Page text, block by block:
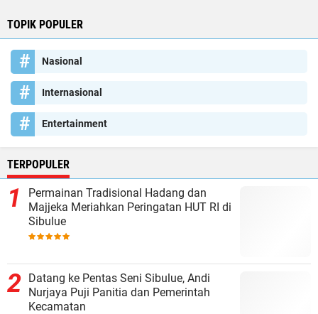
TOPIK POPULER
Nasional
Internasional
Entertainment
TERPOPULER
Permainan Tradisional Hadang dan
Majjeka Meriahkan Peringatan HUT RI di
Sibulue
Datang ke Pentas Seni Sibulue, Andi
Nurjaya Puji Panitia dan Pemerintah
Kecamatan